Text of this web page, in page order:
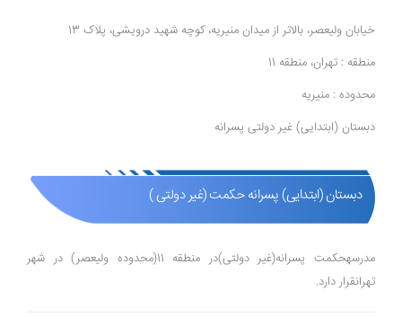
خیابان ولیعصر، بالاتر از میدان منیریه، کوچه شهید درویشی، پلاک 13
منطقه : تهران، منطقه 11
محدوده : منیریه
دبستان (ابتدایی) غیر دولتی پسرانه
دبستان (ابتدایی) پسرانه حکمت (غیر دولتی )
مدرسهحکمت پسرانه(غیر دولتی)در منطقه 11(محدوده ولیعصر) در شهر
تهرانقرار دارد.